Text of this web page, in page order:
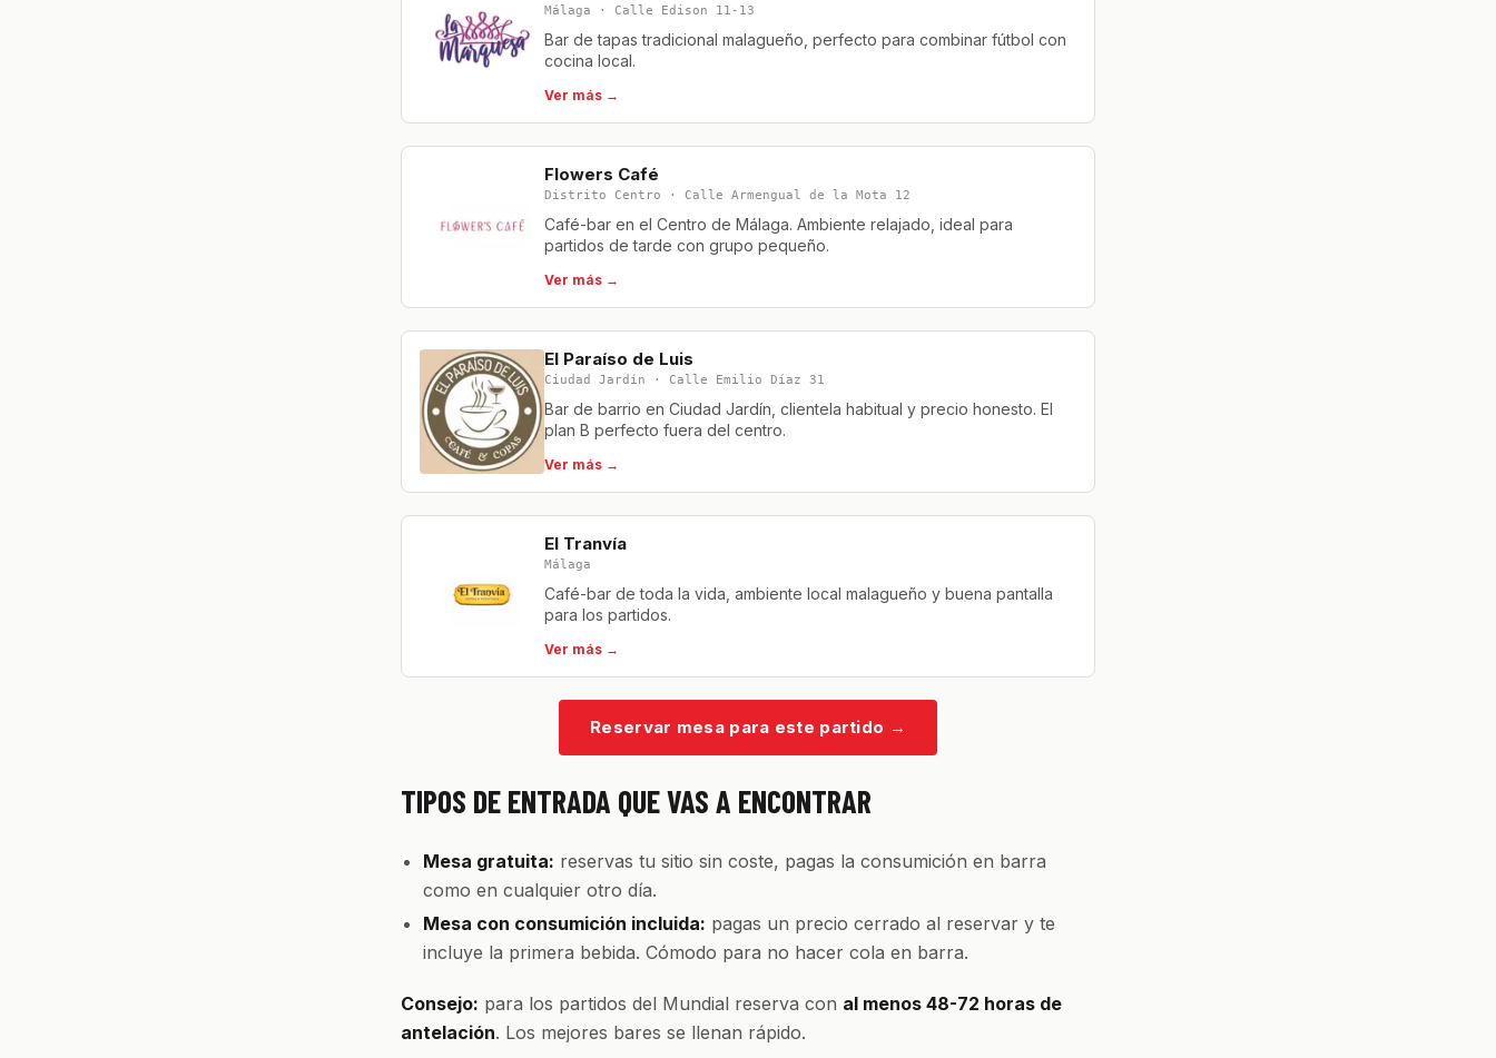
Málaga · Calle Edison 11-13
Bar de tapas tradicional malagueño, perfecto para combinar fútbol con
cocina local.
Ver más →
Flowers Café
Distrito Centro · Calle Armengual de la Mota 12
Café-bar en el Centro de Málaga. Ambiente relajado, ideal para
partidos de tarde con grupo pequeño.
Ver más →
El Paraíso de Luis
Ciudad Jardín · Calle Emilio Díaz 31
Bar de barrio en Ciudad Jardín, clientela habitual y precio honesto. El
plan B perfecto fuera del centro.
Ver más →
El Tranvía
Málaga
Café-bar de toda la vida, ambiente local malagueño y buena pantalla
para los partidos.
Ver más →
Reservar mesa para este partido →
TIPOS DE ENTRADA QUE VAS A ENCONTRAR
Mesa gratuita: reservas tu sitio sin coste, pagas la consumición en barra
como en cualquier otro día.
Mesa con consumición incluida: pagas un precio cerrado al reservar y te
incluye la primera bebida. Cómodo para no hacer cola en barra.
Consejo: para los partidos del Mundial reserva con al menos 48-72 horas de
antelación. Los mejores bares se llenan rápido.